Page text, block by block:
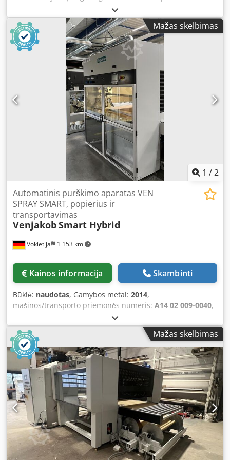
Prašomos našumas apie 10 l/min Darbinis slėgis apie 250
bar Oro įvadas apie 6,5 bar - Dažymo pistoletas WIWA Nr.
2, tipas WIWA 500D - Apie 14,5 m aukšto slėgio žarna su
dažymo pistoletu - Suslėgto oro blokas su slėgio
reguliatoriumi ir alyvuokliu - Mobilus rėmas, siurblio
blokas su sulankstomu įsiurbimo vamzdžiu Reikalinga vieta
I x P x A 700 x 700 x 1000 mm Djdjzinzlspfx Ap Hsck Svoris
45 kg Gera būklė
Mažas skelbimas
1 /2
Vokietija 1 153 km
Automatinis purškimo aparatas VEN
SPRAY SMART, popierius ir
transportavimas
VenjakobSmart Hybrid
Kainos informacija Skambinti
Būklė: naudotas, Gamybos metai: 2014,
mašinos/transporto priemonės numeris: A14 02 009-0040,
su popieriniu ir diržiniu konvejeriu, su diržų valymo
sistema. Įranga susideda iš: 1. Popierinio konvejerio, 2000
mm 2. Purškimo mašinos, 3630 mm 3. Išėmimo ritininių
konvejerio, 2000 mm - Bendras ilgis: 7630 mm - Valdymo
pusė: kairė Poz. 1 Popierinis konvejeris: - Gamintojas:
Venjakob - Tipas: Diržinis konvejeris AL - Pagaminimo
metai: 2014 - Greitis: apie 2,5–5 m/min. - Maks. apkrova: 15
kg/m - Ilgis: 2000 mm - Variklio galia: 0,5 kW - Valdomas
dažnio keitikliu Poz. 2 Purškimo automatas: Galima
pasirinkti diržinio arba popierinio konvejerio sistemą! -
Gamintojas: Venjakob - Tipas: VENSPRAY Smart -
Pagaminimo metai: 2014 - Darbinis plotis: 1300 mm -
Darbinis aukštis: 920 mm +/– 20 mm - Valdymo pusė: kairė
- Tinka tirpiklio ir vandens pagrindo dažams - Kaina už
Mažas skelbimas